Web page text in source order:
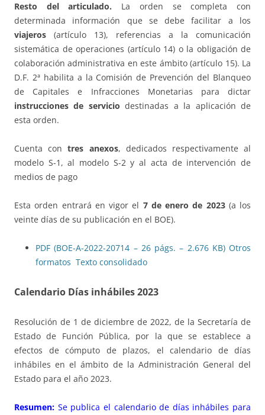
Resto del articulado. La orden se completa con
determinada información que se debe facilitar a los
viajeros (artículo 13), referencias a la comunicación
sistemática de operaciones (artículo 14) o la obligación de
colaboración administrativa en este ámbito (artículo 15). La
D.F. 2ª habilita a la Comisión de Prevención del Blanqueo
de Capitales e Infracciones Monetarias para dictar
instrucciones de servicio destinadas a la aplicación de
esta orden.
Cuenta contres anexos, dedicados respectivamente al
modelo S-1, al modelo S-2 y al acta de intervención de
medios de pago
Esta orden entrará en vigor el 7 de enero de 2023(a los
veinte días de su publicación en el BOE).
PDF (BOE-A-2022-20714 – 26 págs. – 2.676 KB) Otros
formatos Texto consolidado
Calendario Días inhábiles 2023
Resolución de 1 de diciembre de 2022, de la Secretaría de
Estado de Función Pública, por la que se establece a
efectos de cómputo de plazos, el calendario de días
inhábiles en el ámbito de la Administración General del
Estado para el año 2023.
Resumen: Se publica el calendario de días inhábiles para